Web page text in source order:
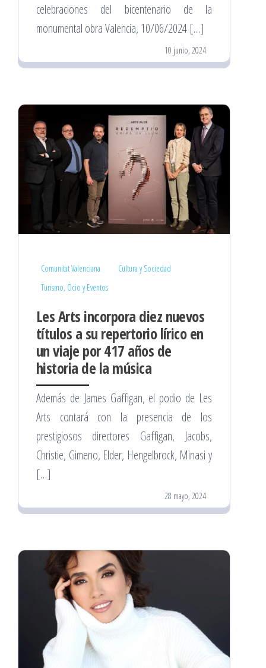
celebraciones del bicentenario de la
monumental obra Valencia, 10/06/2024 […]
10 junio, 2024
Comunitat Valenciana
Cultura y Sociedad
Turismo, Ocio y Eventos
Les Arts incorpora diez nuevos
títulos a su repertorio lírico en
un viaje por 417 años de
historia de la música
Además de James Gaffigan, el podio de Les
Arts contará con la presencia de los
prestigiosos directores Gaffigan, Jacobs,
Christie, Gimeno, Elder, Hengelbrock, Minasi y
[…]
28 mayo, 2024